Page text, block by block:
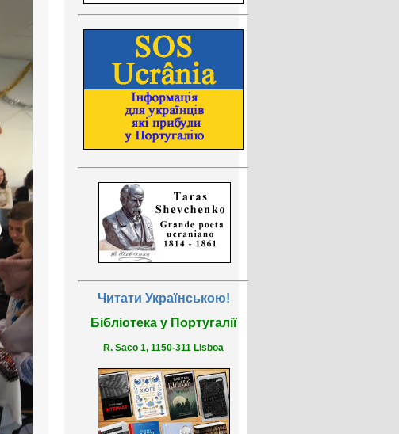
Читати Українською!
Бібліотека у Португалії
R. Saco 1, 1150-311 Lisboa